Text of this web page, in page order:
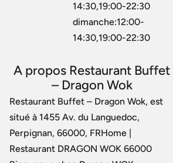
14:30,19:00-22:30
dimanche:12:00-
14:30,19:00-22:30
A propos Restaurant Buffet
– Dragon Wok
Restaurant Buffet – Dragon Wok, est
situé à 1455 Av. du Languedoc,
Perpignan, 66000, FRHome |
Restaurant DRAGON WOK 66000